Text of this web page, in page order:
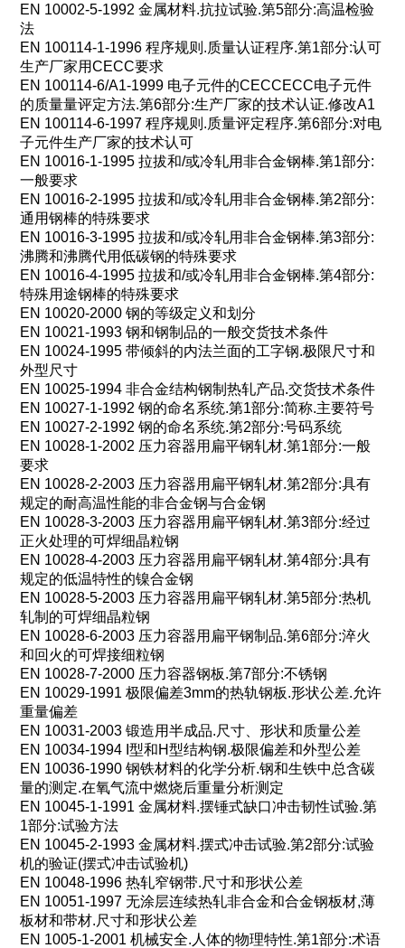
EN 10002-5-1992金属材料.抗拉试验.第5部分:高温检验
法
EN 100114-1-1996 程序规则.质量认证程序.第1部分:认可
生产厂家用CECC要求
EN 100114-6/A1-1999 电子元件的CECCECC电子元件
的质量量评定方法.第6部分:生产厂家的技术认证.修改A1
EN 100114-6-1997 程序规则.质量评定程序.第6部分:对电
子元件生产厂家的技术认可
EN 10016-1-1995 拉拔和/或冷轧用非合金钢棒.第1部分:
一般要求
EN 10016-2-1995拉拔和/或冷轧用非合金钢棒.第2部分:
通用钢棒的特殊要求
EN 10016-3-1995拉拔和/或冷轧用非合金钢棒.第3部分:
沸腾和沸腾代用低碳钢的特殊要求
EN 10016-4-1995拉拔和/或冷轧用非合金钢棒.第4部分:
特殊用途钢棒的特殊要求
EN 10020-2000钢的等级定义和划分
EN 10021-1993钢和钢制品的一般交货技术条件
EN 10024-1995带倾斜的内法兰面的工字钢.极限尺寸和
外型尺寸
EN 10025-1994非合金结构钢制热轧产品.交货技术条件
EN 10027-1-1992钢的命名系统.第1部分:简称.主要符号
EN 10027-2-1992钢的命名系统.第2部分:号码系统
EN 10028-1-2002 压力容器用扁平钢轧材.第1部分:一般
要求
EN 10028-2-2003 压力容器用扁平钢轧材.第2部分:具有
规定的耐高温性能的非合金钢与合金钢
EN 10028-3-2003 压力容器用扁平钢轧材.第3部分:经过
正火处理的可焊细晶粒钢
EN 10028-4-2003 压力容器用扁平钢轧材.第4部分:具有
规定的低温特性的镍合金钢
EN 10028-5-2003 压力容器用扁平钢轧材.第5部分:热机
轧制的可焊细晶粒钢
EN 10028-6-2003 压力容器用扁平钢制品.第6部分:淬火
和回火的可焊接细粒钢
EN 10028-7-2000 压力容器钢板.第7部分:不锈钢
EN 10029-1991极限偏差3mm的热轨钢板.形状公差.允许
重量偏差
EN 10031-2003锻造用半成品.尺寸、形状和质量公差
EN 10034-1994 I型和H型结构钢.极限偏差和外型公差
EN 10036-1990钢铁材料的化学分析.钢和生铁中总含碳
量的测定.在氧气流中燃烧后重量分析测定
EN 10045-1-1991金属材料.摆锤式缺口冲击韧性试验.第
1部分:试验方法
EN 10045-2-1993金属材料.摆式冲击试验.第2部分:试验
机的验证(摆式冲击试验机)
EN 10048-1996热轧窄钢带.尺寸和形状公差
EN 10051-1997无涂层连续热轧非合金和合金钢板材,薄
板材和带材.尺寸和形状公差
EN 1005-1-2001机械安全. 人体的物理特性.第1部分:术语